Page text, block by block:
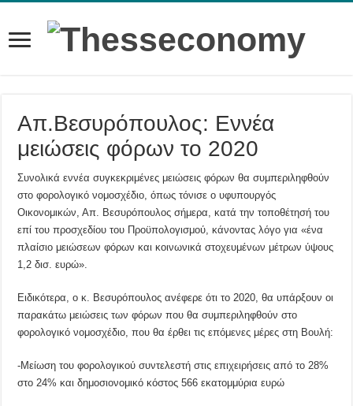
Απ.Βεσυρόπουλος: Εννέα
μειώσεις φόρων το 2020
Συνολικά εννέα συγκεκριμένες μειώσεις φόρων θα συμπεριληφθούν
στο φορολογικό νομοσχέδιο, όπως τόνισε ο υφυπουργός
Οικονομικών, Απ. Βεσυρόπουλος σήμερα, κατά την τοποθέτησή του
επί του προσχεδίου του Προϋπολογισμού, κάνοντας λόγο για «ένα
πλαίσιο μειώσεων φόρων και κοινωνικά στοχευμένων μέτρων ύψους
1,2 δισ. ευρώ».
Ειδικότερα, ο κ. Βεσυρόπουλος ανέφερε ότι το 2020, θα υπάρξουν οι
παρακάτω μειώσεις των φόρων που θα συμπεριληφθούν στο
φορολογικό νομοσχέδιο, που θα έρθει τις επόμενες μέρες στη Βουλή:
-Μείωση του φορολογικού συντελεστή στις επιχειρήσεις από το 28%
στο 24% και δημοσιονομικό κόστος 566 εκατομμύρια ευρώ